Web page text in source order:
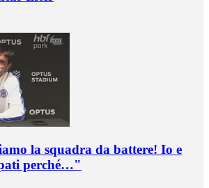
la squadra da battere! Io e
perché…"